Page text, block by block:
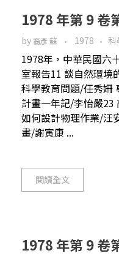
1978 年第 9 卷
by 裔彥 蘇 1978 科
1978年，中華民國六
室報告11 談自然環境
科學教育問題/任秀姍
計畫一年記/李怡嚴23
如何設計物理作業/汪
畫/謝寅康 ...
閱讀全文
1978 年第 9 卷